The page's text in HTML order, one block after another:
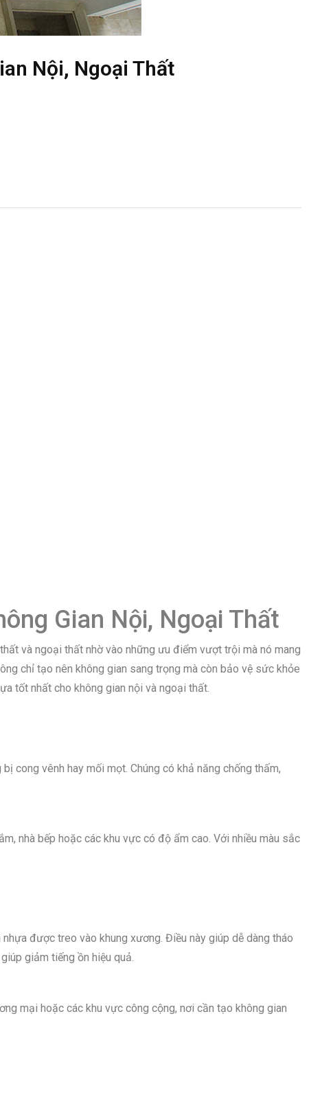
Nội, Ngoại Thất
Gian Nội, Ngoại Thất
và ngoại thất nhờ vào những ưu điểm vượt trội mà nó mang
chỉ tạo nên không gian sang trọng mà còn bảo vệ sức khỏe
tốt nhất cho không gian nội và ngoại thất.
cong vênh hay mối mọt. Chúng có khả năng chống thấm,
nhà bếp hoặc các khu vực có độ ẩm cao. Với nhiều màu sắc
được treo vào khung xương. Điều này giúp dễ dàng tháo
giảm tiếng ồn hiệu quả.
mại hoặc các khu vực công cộng, nơi cần tạo không gian